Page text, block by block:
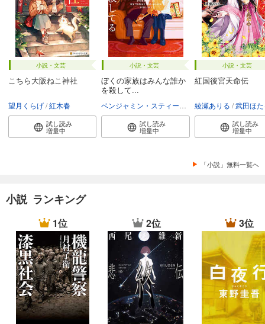
小説・文芸
こちら大阪ねこ神社
望月くらげ 紅木春
試し読み
増量中
小説・文芸
ぼくの家族はみんな誰か
を殺して...
富永和子
試し読み
増量中
小説・文芸
紅国後宮天命伝
綾瀬ありる 武田ほ
試し読み
増量中
「小説」無料一覧へ
小説 ランキング
1位 2位 3位